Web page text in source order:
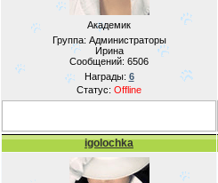
Академик
Группа: Администраторы
Ирина
Сообщений: 6506
Награды: 6
Статус: Offline
igolochka